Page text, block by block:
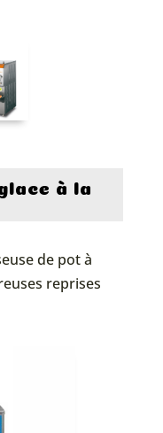
à la
de pot à
reprises